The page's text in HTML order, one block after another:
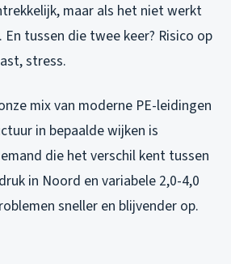
maar als het niet werkt
tussen die twee keer? Risico op
stress.
mix van moderne PE-leidingen
in bepaalde wijken is
die het verschil kent tussen
in Noord en variabele 2,0-4,0
sneller en blijvender op.